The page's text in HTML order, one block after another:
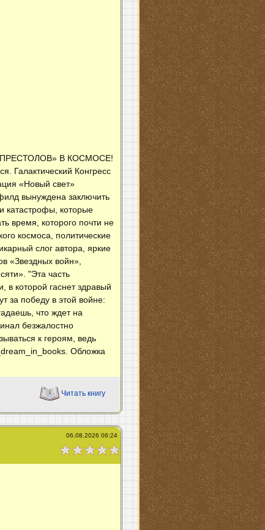
В КОСМОСЕ!
Галактический Конгресс
«Новый свет»
вынуждена заключить
катастрофы, которые
время, которого почти не
космоса, политические
слог автора, яркие
«Звездных войн»,
"Эта часть
в которой гаснет здравый
за победу в этой войне:
что ждет на
безжалостно
к героям, ведь
Обложка
Читать книгу
06.08.2026 06:24